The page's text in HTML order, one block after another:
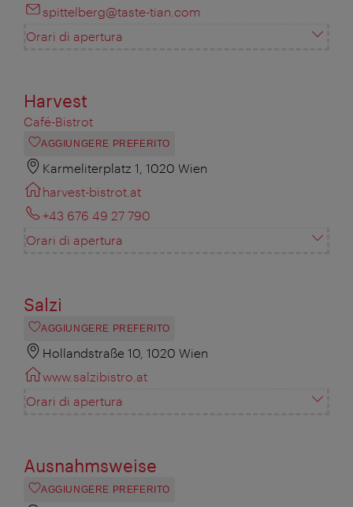
spittelberg@taste-tian.com
Orari di apertura
Harvest
Café-Bistrot
AGGIUNGERE PREFERITO
Karmeliterplatz 1, 1020 Wien
harvest-bistrot.at
+43 676 49 27 790
Orari di apertura
Salzi
AGGIUNGERE PREFERITO
Hollandstraße 10, 1020 Wien
www.salzibistro.at
Orari di apertura
Ausnahmsweise
AGGIUNGERE PREFERITO